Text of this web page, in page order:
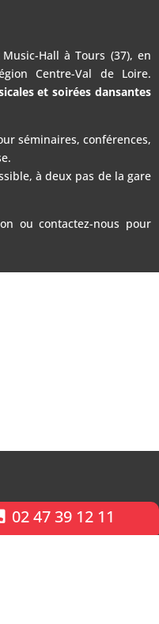
Hall à Tours (37), en
Centre-Val de Loire.
et soirées dansantes
séminaires, conférences,
à deux pas de la gare
ou contactez-nous pour
02 47 39 12 11